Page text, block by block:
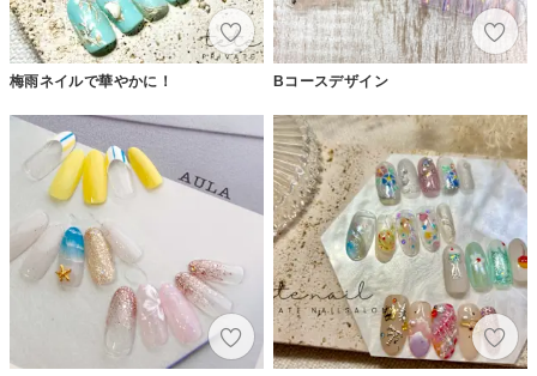
梅雨ネイルで華やかに！ Bコースデザイン